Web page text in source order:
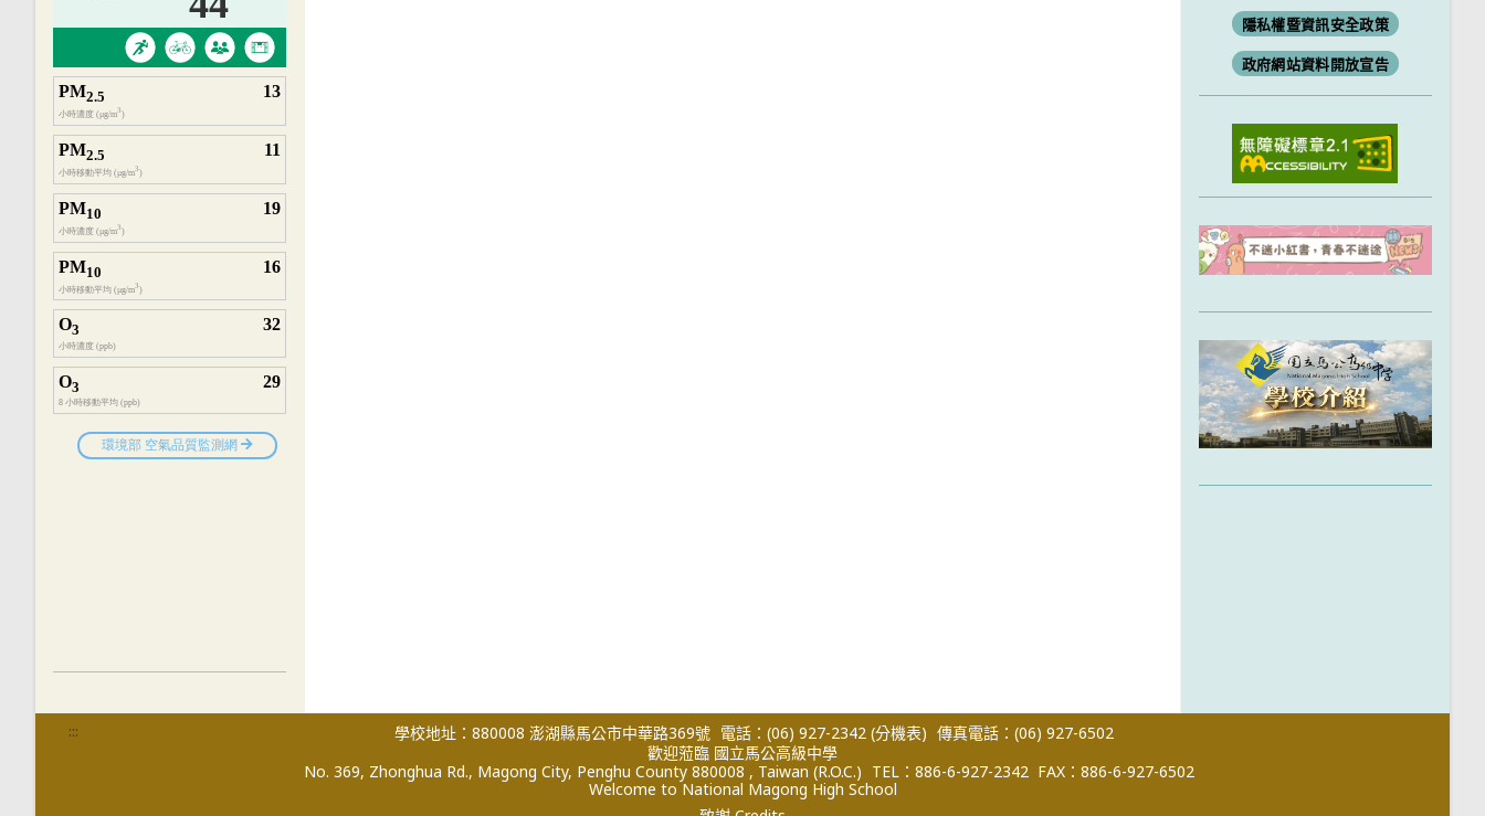
隱私權暨資訊安全政策
政府網站資料開放宣告
::: 學校地址：880008 澎湖縣馬公市中華路369號 電話：(06) 927-2342 (分機表) 傳真電話：(06) 927-6502
歡迎蒞臨 國立馬公高級中學
No. 369, Zhonghua Rd., Magong City, Penghu County 880008 , Taiwan (R.O.C.) TEL：886-6-927-2342 FAX：886-6-927-6502
Welcome to National Magong High School